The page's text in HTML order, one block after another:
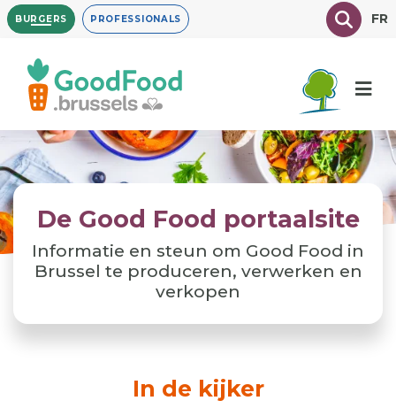
Overslaan
en
inhoud
gaan
BURGERS PROFESSIONALS TexteFR
De Good Food portaalsite
Informatie en steun om Good Food in
Brussel te produceren, verwerken en
verkopen
In de kijker